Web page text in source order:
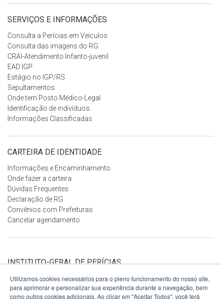
SERVIÇOS E INFORMAÇÕES
Consulta a Perícias em Veículos
Consulta das imagens do RG
CRAI-Atendimento Infanto-juvenil
EAD IGP
Estágio no IGP/RS
Sepultamentos
Onde tem Posto Médico-Legal
Identificação de indivíduos
Informações Classificadas
CARTEIRA DE IDENTIDADE
Informações e Encaminhamento
Onde fazer a carteira
Dúvidas Frequentes
Declaração de RG
Convênios com Prefeituras
Cancelar agendamento
INSTITUTO-GERAL DE PERÍCIAS
Avenida Voluntários da Pátria, 1358
Ver no mapa
Utilizamos cookies necessários para o pleno funcionamento do nosso site,
para aprimorar e personalizar sua experiência durante a navegação, bem
como outros cookies adicionais. Ao clicar em "Aceitar Todos", você terá